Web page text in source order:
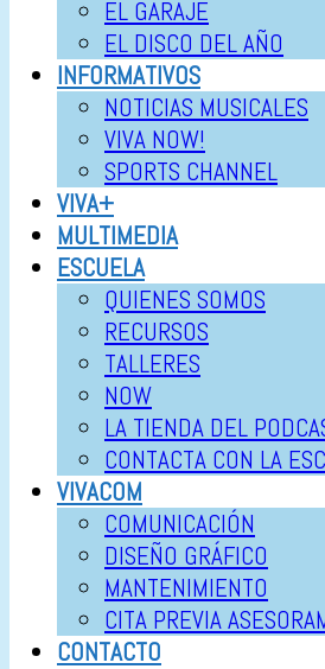
EL GARAJE
EL DISCO DEL AÑO
INFORMATIVOS
NOTICIAS MUSICALES
VIVA NOW!
SPORTS CHANNEL
VIVA+
MULTIMEDIA
ESCUELA
QUIENES SOMOS
RECURSOS
TALLERES
NOW
LA TIENDA DEL
CONTACTA CON LA
VIVACOM
COMUNICACIÓN
DISEÑO GRÁFICO
MANTENIMIENTO
CITA PREVIA
CONTACTO